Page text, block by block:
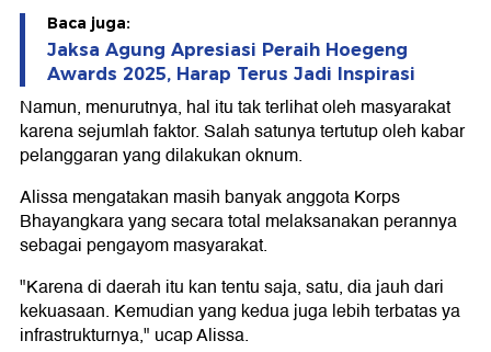
Baca juga:
Jaksa Agung Apresiasi Peraih Hoegeng
Awards 2025, Harap Terus Jadi Inspirasi
Namun, menurutnya, hal itu tak terlihat oleh masyarakat
karena sejumlah faktor. Salah satunya tertutup oleh kabar
pelanggaran yang dilakukan oknum.
Alissa mengatakan masih banyak anggota Korps
Bhayangkara yang secara total melaksanakan perannya
sebagai pengayom masyarakat.
"Karena di daerah itu kan tentu saja, satu, dia jauh dari
kekuasaan. Kemudian yang kedua juga lebih terbatas ya
infrastrukturnya," ucap Alissa.